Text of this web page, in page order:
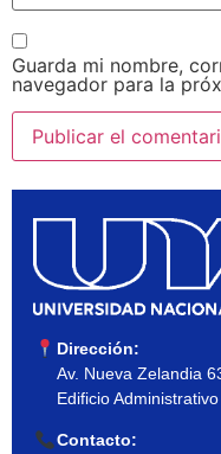
Guarda mi nombre,
navegador para la
Dirección:
Av. Nueva Zelandia
Edificio
Contacto: